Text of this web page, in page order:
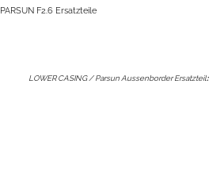
PARSUN F2.6 Ersatzteile
LOWER CASING / Parsun Aussenborder Ersatzteil: